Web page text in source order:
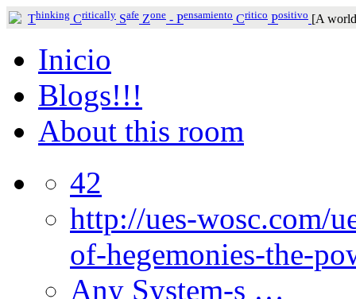
Thinking Critically Safe Zone - Pensamiento Critico Positivo [A
Inicio
Blogs!!!
About this room
42
http://ues-wosc.com/
of-hegemonies-the-
Any System-s …